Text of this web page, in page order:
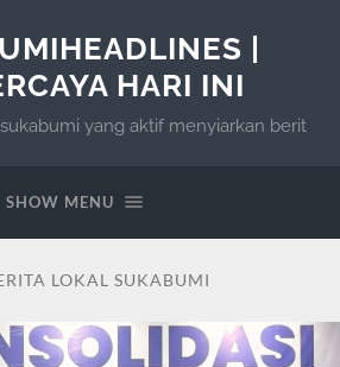
|
HARI INI
yang aktif menyiarkan berit
SHOW MENU
LOKAL SUKABUMI